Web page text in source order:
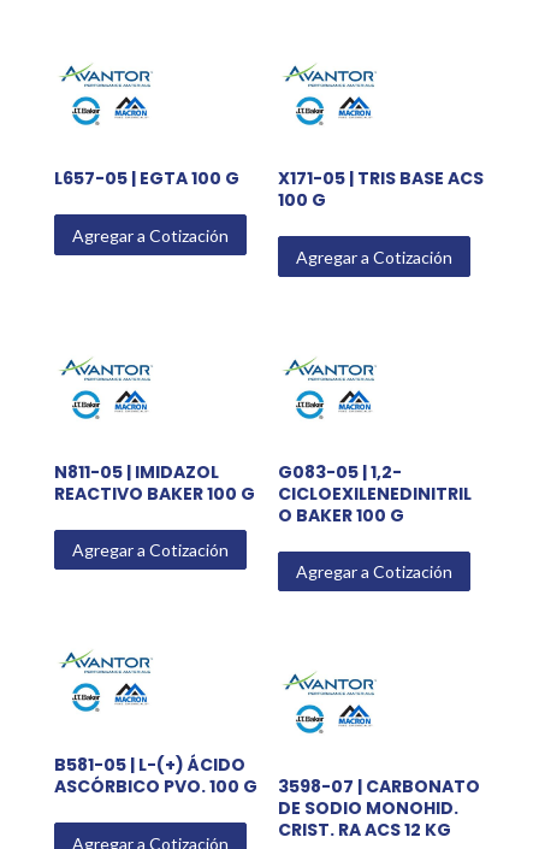
L657-05 | EGTA 100 G
Agregar a Cotización
X171-05 | TRIS BASE ACS
100 G
Agregar a Cotización
N811-05 | IMIDAZOL
REACTIVO BAKER 100 G
Agregar a Cotización
G083-05 | 1,2-
CICLOEXILENEDINITRIL
O BAKER 100 G
Agregar a Cotización
B581-05 | L-(+) ÁCIDO
ASCÓRBICO PVO. 100 G
Agregar a Cotización
3598-07 | CARBONATO
DE SODIO MONOHID.
CRIST. RA ACS 12 KG